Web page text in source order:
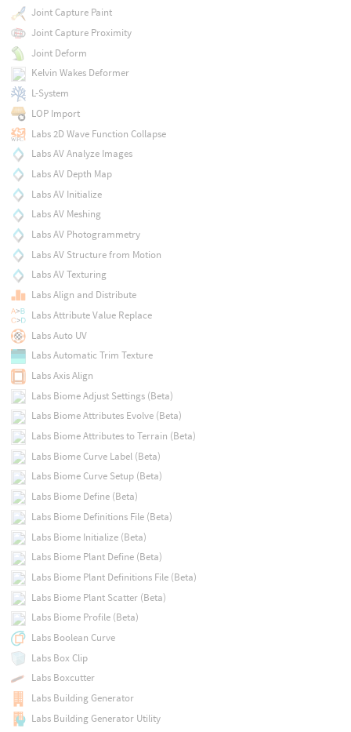
Joint Capture Paint
Joint Capture Proximity
Joint Deform
Kelvin Wakes Deformer
L-System
LOP Import
Labs 2D Wave Function Collapse
Labs AV Analyze Images
Labs AV Depth Map
Labs AV Initialize
Labs AV Meshing
Labs AV Photogrammetry
Labs AV Structure from Motion
Labs AV Texturing
Labs Align and Distribute
Labs Attribute Value Replace
Labs Auto UV
Labs Automatic Trim Texture
Labs Axis Align
Labs Biome Adjust Settings (Beta)
Labs Biome Attributes Evolve (Beta)
Labs Biome Attributes to Terrain (Beta)
Labs Biome Curve Label (Beta)
Labs Biome Curve Setup (Beta)
Labs Biome Define (Beta)
Labs Biome Definitions File (Beta)
Labs Biome Initialize (Beta)
Labs Biome Plant Define (Beta)
Labs Biome Plant Definitions File (Beta)
Labs Biome Plant Scatter (Beta)
Labs Biome Profile (Beta)
Labs Boolean Curve
Labs Box Clip
Labs Boxcutter
Labs Building Generator
Labs Building Generator Utility